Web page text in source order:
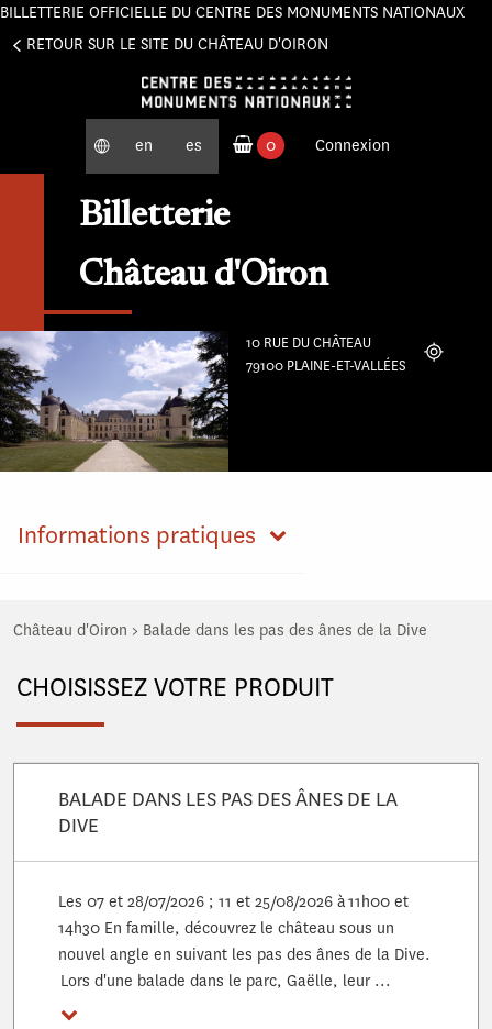
BILLETTERIE OFFICIELLE DU CENTRE DES MONUMENTS NATIONAUX
RETOUR SUR LE SITE DU CHÂTEAU D'OIRON
en es
0
Connexion
Billetterie
Château d'Oiron
10 RUE DU CHÂTEAU
79100 PLAINE-ET-VALLÉES
Localiser
Informations pratiques
Château d'Oiron > Balade dans les pas des ânes de la Dive
CHOISISSEZ VOTRE PRODUIT
BALADE DANS LES PAS DES ÂNES DE LA
DIVE
Les 07 et 28/07/2026 ; 11 et 25/08/2026 à 11h00 et
14h30 En famille, découvrez le château sous un
nouvel angle en suivant les pas des ânes de la Dive.
Lors d'une balade dans le parc, Gaëlle, leur ...
Voir plus
Panneau de gestion des cookies